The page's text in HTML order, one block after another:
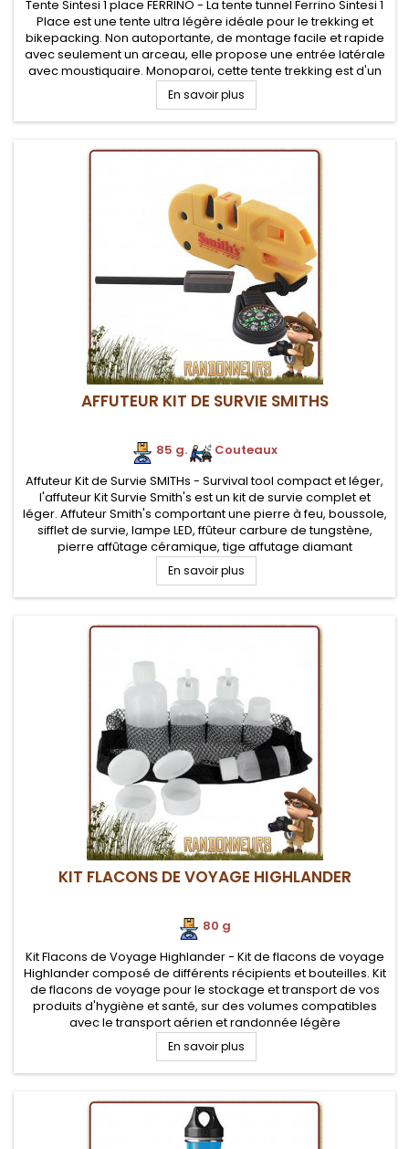
Tente Sintesi 1 place FERRINO - La tente tunnel Ferrino Sintesi 1
Place est une tente ultra légère idéale pour le trekking et
bikepacking. Non autoportante, de montage facile et rapide
avec seulement un arceau, elle propose une entrée latérale
avec moustiquaire. Monoparoi, cette tente trekking est d'un
très bon rapport qualité / prix pour la randonnée solo.
En savoir plus
AFFUTEUR KIT DE SURVIE SMITHS
85 g.
Couteaux
Affuteur Kit de Survie SMITHs - Survival tool compact et léger,
l'affuteur Kit Survie Smith's est un kit de survie complet et
léger. Affuteur Smith's comportant une pierre à feu, boussole,
sifflet de survie, lampe LED, ffûteur carbure de tungstène,
pierre affûtage céramique, tige affutage diamant
En savoir plus
KIT FLACONS DE VOYAGE HIGHLANDER
80 g
Kit Flacons de Voyage Highlander - Kit de flacons de voyage
Highlander composé de différents récipients et bouteilles. Kit
de flacons de voyage pour le stockage et transport de vos
produits d'hygiène et santé, sur des volumes compatibles
avec le transport aérien et randonnée légère
En savoir plus